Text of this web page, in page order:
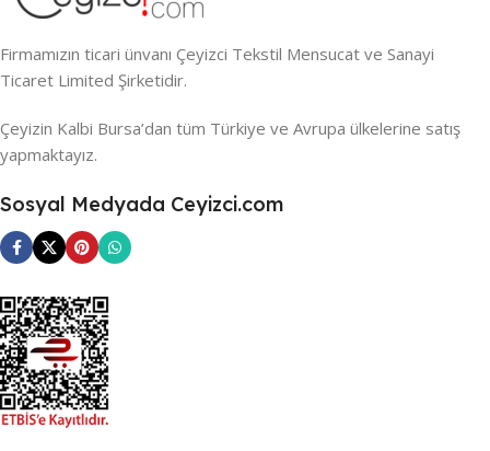
Firmamızın ticari ünvanı Çeyizci Tekstil Mensucat ve Sanayi
Ticaret Limited Şirketidir.
Çeyizin Kalbi Bursa’dan tüm Türkiye ve Avrupa ülkelerine satış
yapmaktayız.
Sosyal Medyada Ceyizci.com